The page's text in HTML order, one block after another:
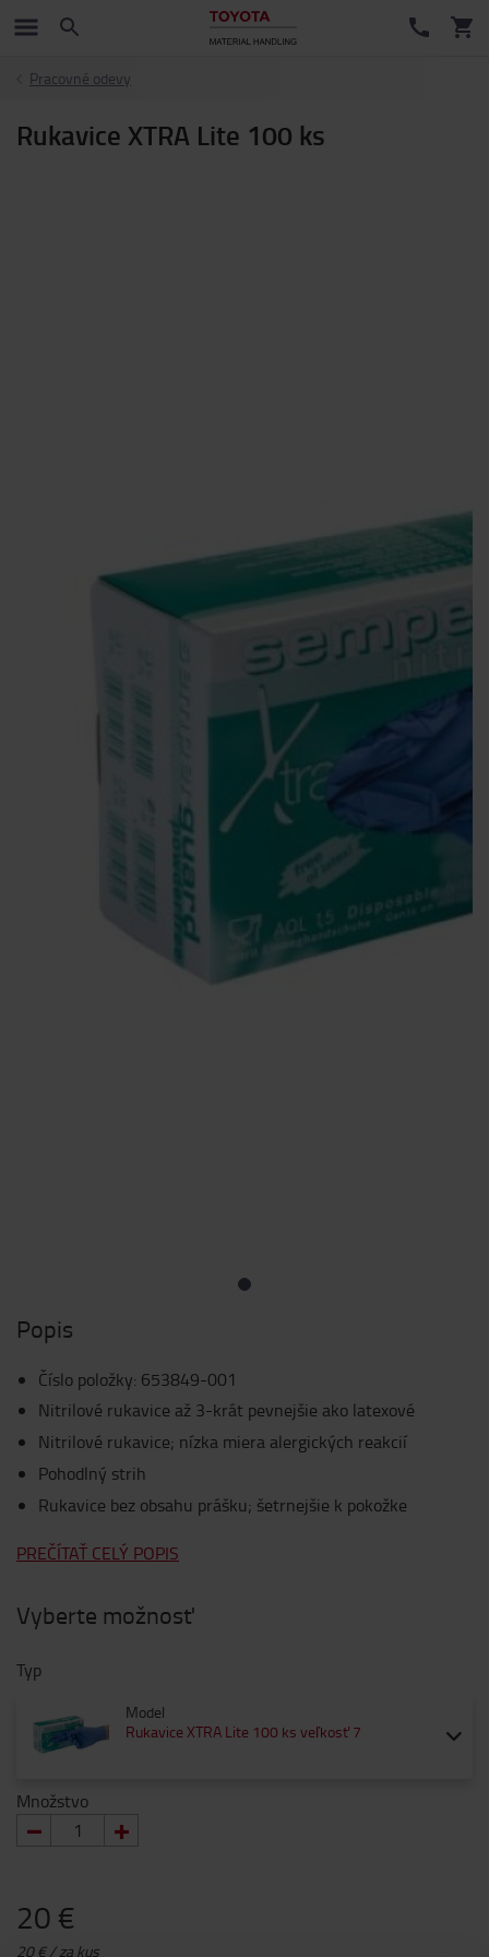
Pracovné odevy
Rukavice XTRA Lite 100 ks
Popis
Číslo položky: 653849-001
Nitrilové rukavice až 3-krát pevnejšie ako latexové
Nitrilové rukavice; nízka miera alergických reakcií
Pohodlný strih
Rukavice bez obsahu prášku; šetrnejšie k pokožke
PREČÍTAŤ CELÝ POPIS
Vyberte možnosť
Typ
Model
Rukavice XTRA Lite 100 ks veľkosť 7
Množstvo
20 €
20 € / za kus